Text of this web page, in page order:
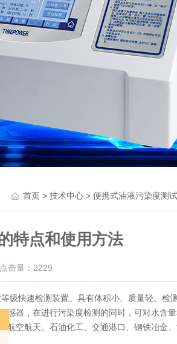
首页> 技术中心> 便携式油液污染度测
特点和使用方法
击量： 2229
级快速检测装置。具有体积小、质量轻、检
器，在进行污染度检测的同时，可对水含
空航天、石油化工、交通港口、钢铁冶金、